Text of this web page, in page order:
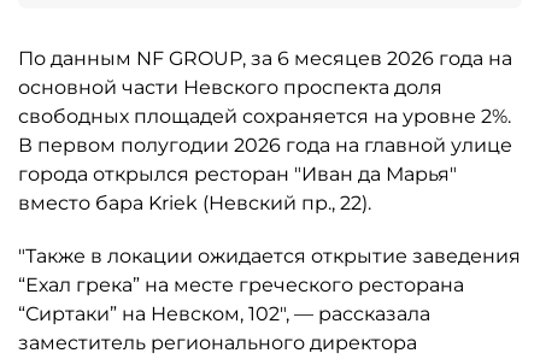
По данным NF GROUP, за 6 месяцев 2026 года на
основной части Невского проспекта доля
свободных площадей сохраняется на уровне 2%.
В первом полугодии 2026 года на главной улице
города открылся ресторан "Иван да Марья"
вместо бара Kriek (Невский пр., 22).
"Также в локации ожидается открытие заведения
“Ехал грека” на месте греческого ресторана
“Сиртаки” на Невском, 102", — рассказала
заместитель регионального директора